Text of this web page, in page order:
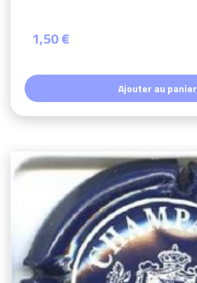
1,50 €
Ajouter au panier